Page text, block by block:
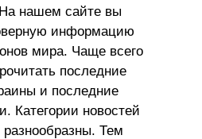
нашем сайте вы
информацию
мира. Чаще всего
последние
и последние
Категории новостей
разнообразны. Тем